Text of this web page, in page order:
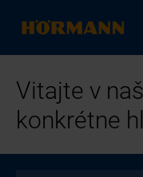
Vitajte v
konkrétne